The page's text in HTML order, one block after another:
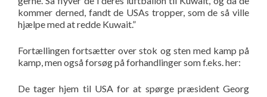
kommer derned, fandt de USAs tropper, som de så ville
hjælpe med at redde Kuwait.”
Fortællingen fortsætter over stok og sten med kamp på
kamp, men også forsøg på forhandlinger som f.eks. her:
De tager hjem til USA for at spørge præsident Georg